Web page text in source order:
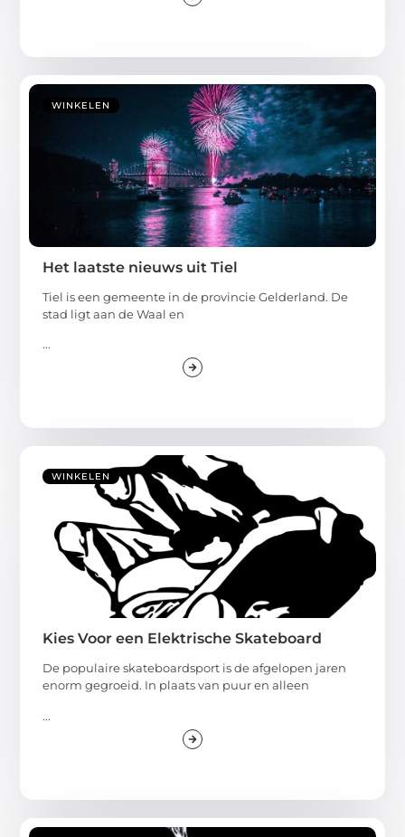
WINKELEN
Het laatste nieuws uit Tiel
Tiel is een gemeente in de provincie Gelderland. De
stad ligt aan de Waal en
...
WINKELEN
Kies Voor een Elektrische Skateboard
De populaire skateboardsport is de afgelopen jaren
enorm gegroeid. In plaats van puur en alleen
...